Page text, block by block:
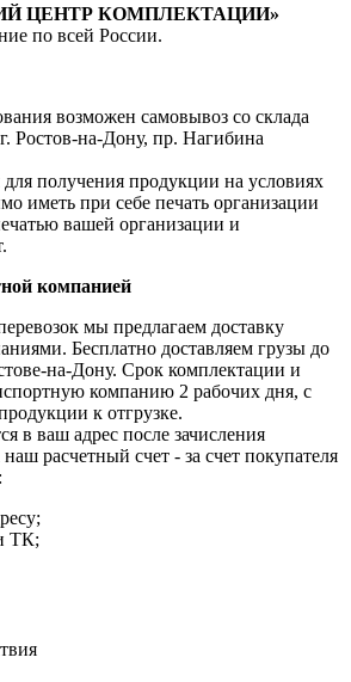
ЦЕНТР КОМПЛЕКТАЦИИ»
по всей России.
возможен самовывоз со склада
Ростов-на-Дону, пр. Нагибина
получения продукции на условиях
иметь при себе печать организации
вашей организации и
компанией
мы предлагаем доставку
Бесплатно доставляем грузы до
на-Дону. Срок комплектации и
компанию 2 рабочих дня, с
к отгрузке.
в ваш адрес после зачисления
расчетный счет - за счет покупателя
ТК;